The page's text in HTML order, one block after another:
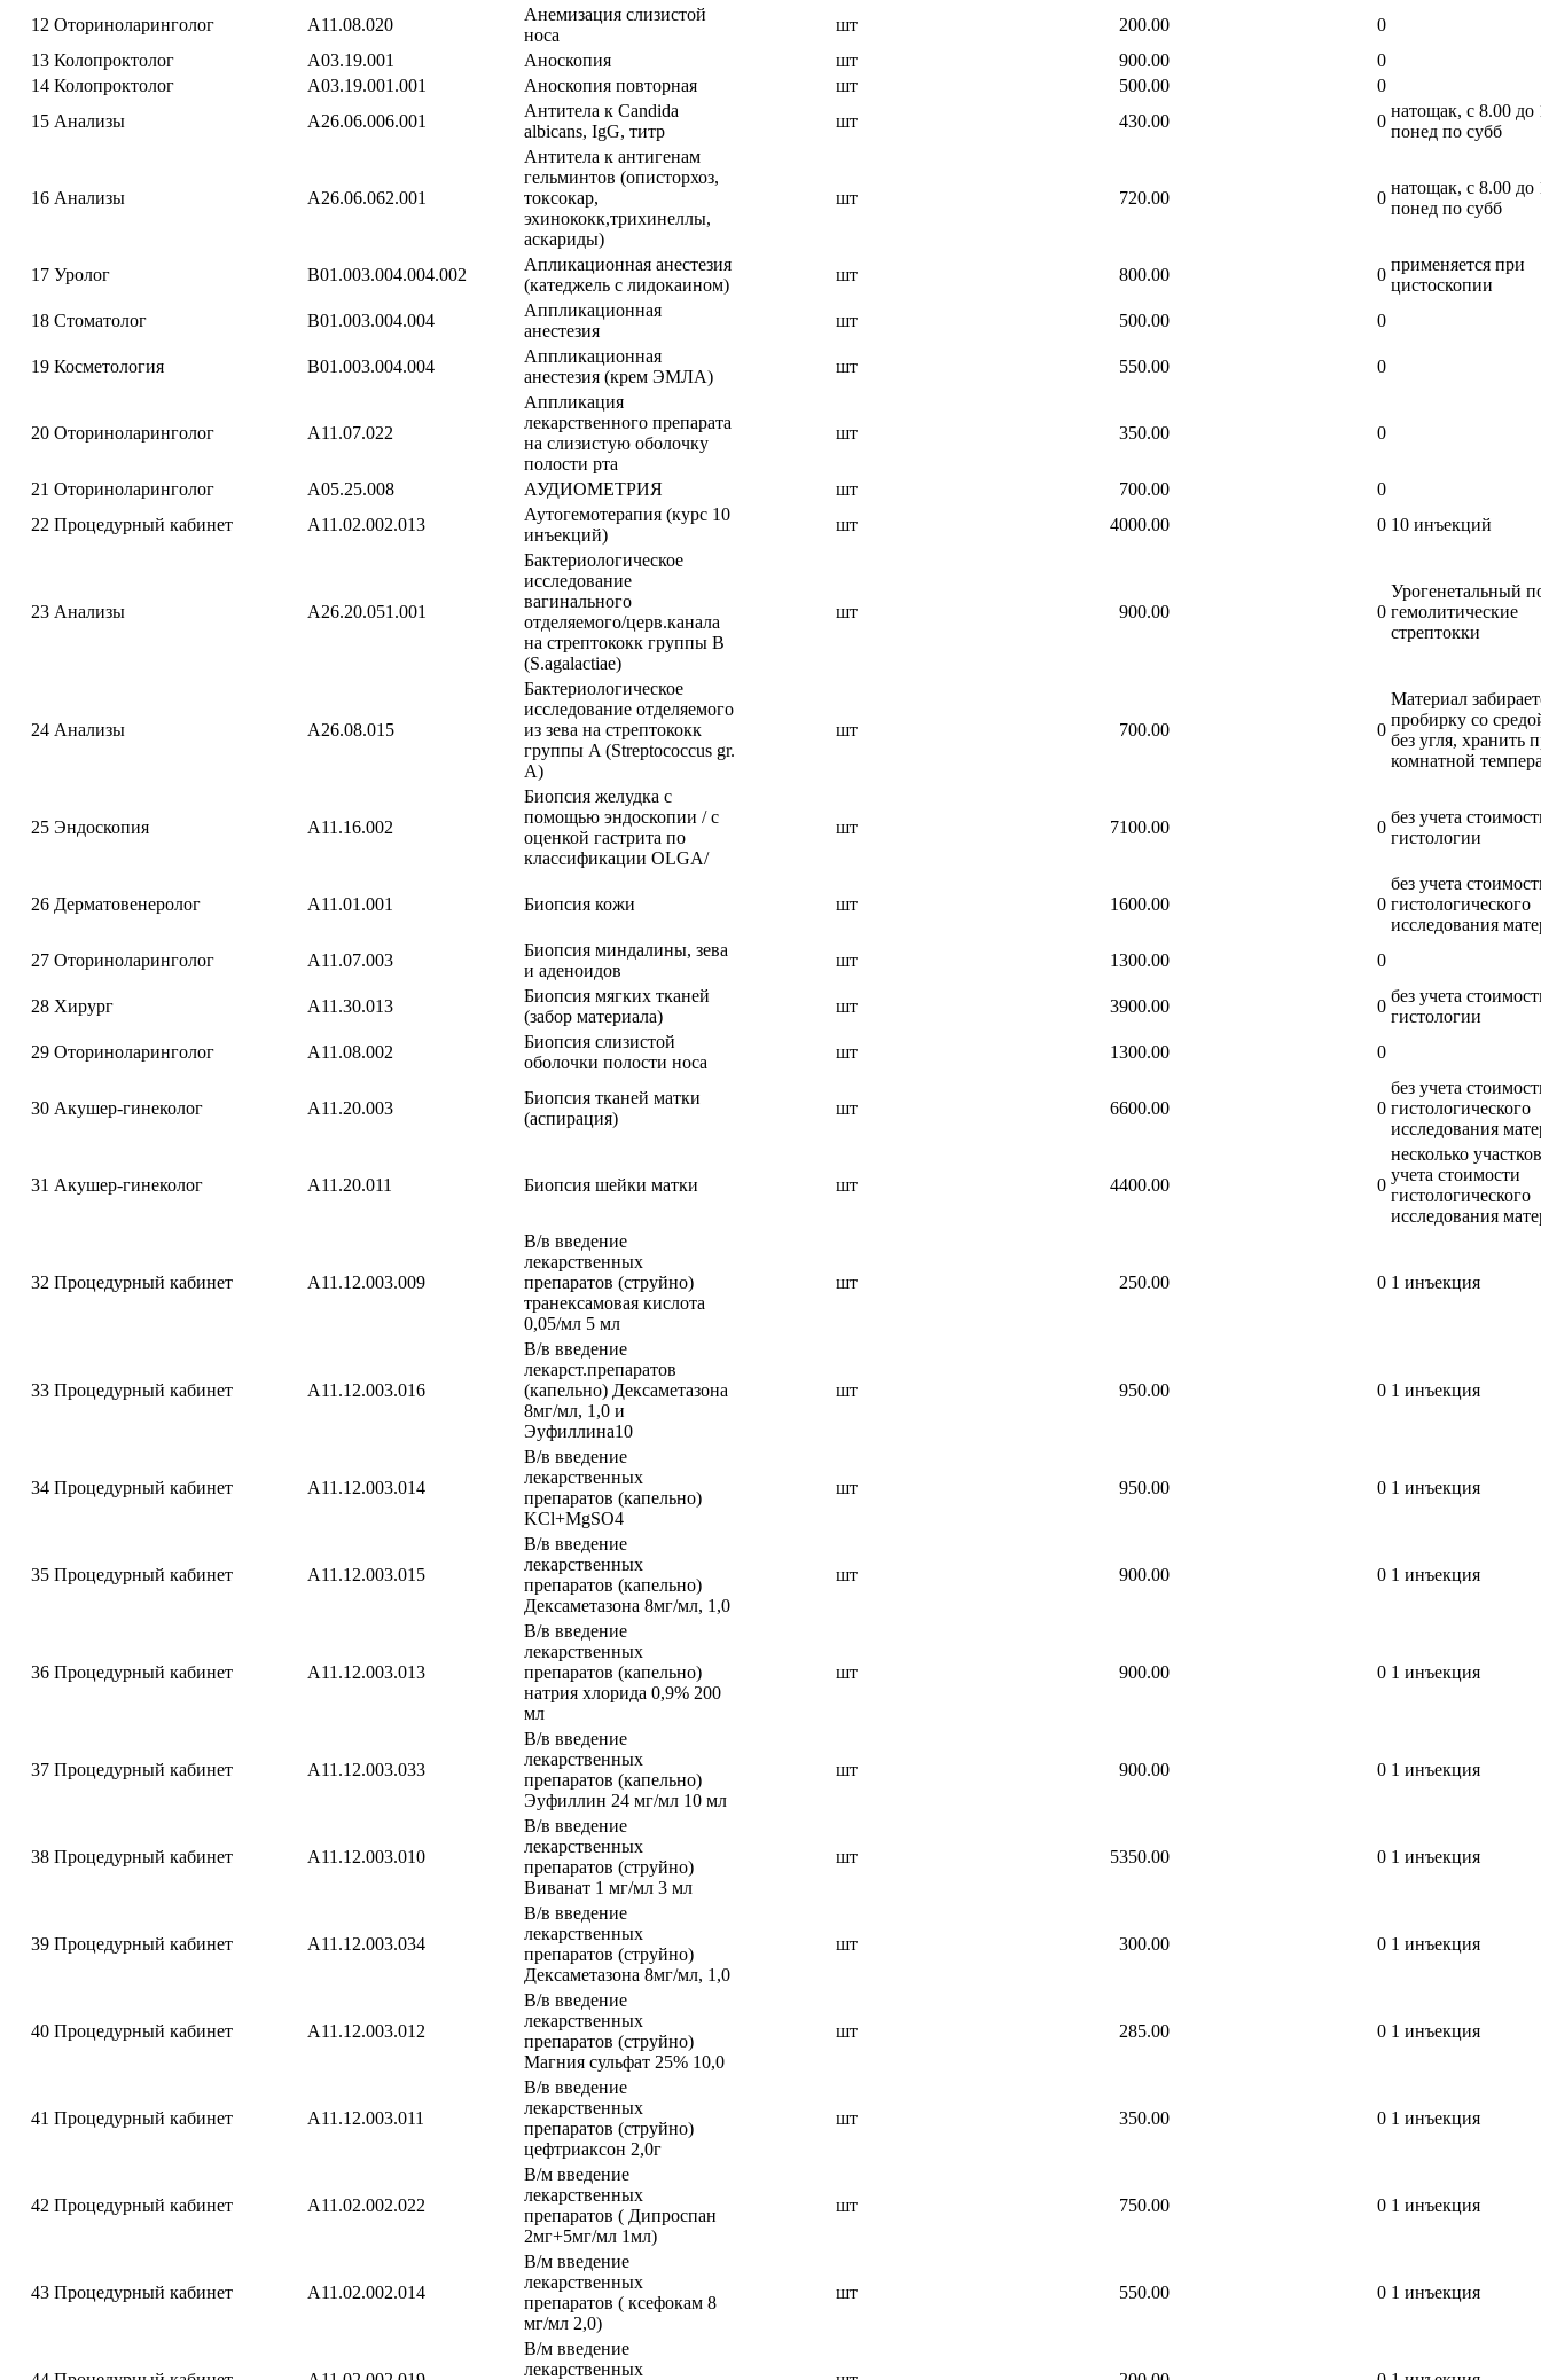
12 Оториноларинголог A11.08.020
Анемизация слизистой
носа
шт 200.00
0
13 Колопроктолог A03.19.001 Аноскопия шт 900.00
0
14 Колопроктолог A03.19.001.001 Аноскопия повторная шт 500.00
0
15 Анализы A26.06.006.001
Антитела к Candida
albicans, IgG, титр
шт 430.00 0
натощак, с 8.00 до
понед по субб
16 Анализы A26.06.062.001
Антитела к антигенам
гельминтов (описторхоз,
токсокар,
эхинококк,трихинеллы,
аскариды)
шт 720.00 0
натощак, с 8.00 до
понед по субб
17 Уролог B01.003.004.004.002
Апликационная анестезия
(катеджель c лидокаином)
шт 800.00 0
применяется при
цистоскопии
18 Стоматолог B01.003.004.004
Аппликационная
анестезия
шт 500.00 0
19 Косметология B01.003.004.004
Аппликационная
анестезия (крем ЭМЛА)
шт 550.00 0
20 Оториноларинголог A11.07.022
Аппликация
лекарственного препарата
на слизистую оболочку
полости рта
шт 350.00 0
21 Оториноларинголог A05.25.008 АУДИОМЕТРИЯ шт 700.00
0
22 Процедурный кабинет A11.02.002.013
Аутогемотерапия (курс 10
инъекций)
шт 4000.00 0 10 инъекций
23 Анализы A26.20.051.001
Бактериологическое
исследование
вагинального
отделяемого/церв.канала
на стрептококк группы B
(S.agalactiae)
шт 900.00 0
Урогенетальный
гемолитические
стрептокки
24 Анализы A26.08.015
Бактериологическое
исследование отделяемого
из зева на стрептококк
группы A (Streptococcus gr.
A)
шт 700.00 0
Материал
пробирку со
без угля, хранить
комнатной
25 Эндоскопия A11.16.002
Биопсия желудка с
помощью эндоскопии / с
оценкой гастрита по
классификации OLGA/
шт 7100.00 0
без учета
гистологии
26 Дерматовенеролог A11.01.001 Биопсия кожи шт 1600.00 0
без учета
гистологического
исследования
27 Оториноларинголог A11.07.003
Биопсия миндалины, зева
и аденоидов
шт 1300.00 0
28 Хирург A11.30.013
Биопсия мягких тканей
(забор материала)
шт 3900.00 0
без учета
гистологии
29 Оториноларинголог A11.08.002
Биопсия слизистой
оболочки полости носа
шт 1300.00 0
30 Акушер-гинеколог A11.20.003
Биопсия тканей матки
(аспирация)
шт 6600.00 0
без учета
гистологического
исследования
31 Акушер-гинеколог A11.20.011 Биопсия шейки матки шт 4400.00 0
несколько
учета стоимости
гистологического
исследования
32 Процедурный кабинет A11.12.003.009
В/в введение
лекарственных
препаратов (струйно)
транексамовая кислота
0,05/мл 5 мл
шт 250.00 0 1 инъекция
33 Процедурный кабинет A11.12.003.016
В/в введение
лекарст.препаратов
(капельно) Дексаметазона
8мг/мл, 1,0 и
Эуфиллина10
шт 950.00 0 1 инъекция
34 Процедурный кабинет A11.12.003.014
В/в введение
лекарственных
препаратов (капельно)
KCl+MgSO4
шт 950.00 0 1 инъекция
35 Процедурный кабинет A11.12.003.015
В/в введение
лекарственных
препаратов (капельно)
Дексаметазона 8мг/мл, 1,0
шт 900.00 0 1 инъекция
36 Процедурный кабинет A11.12.003.013
В/в введение
лекарственных
препаратов (капельно)
натрия хлорида 0,9% 200
мл
шт 900.00 0 1 инъекция
37 Процедурный кабинет A11.12.003.033
В/в введение
лекарственных
препаратов (капельно)
Эуфиллин 24 мг/мл 10 мл
шт 900.00 0 1 инъекция
38 Процедурный кабинет A11.12.003.010
В/в введение
лекарственных
препаратов (струйно)
Виванат 1 мг/мл 3 мл
шт 5350.00 0 1 инъекция
39 Процедурный кабинет A11.12.003.034
В/в введение
лекарственных
препаратов (струйно)
Дексаметазона 8мг/мл, 1,0
шт 300.00 0 1 инъекция
40 Процедурный кабинет A11.12.003.012
В/в введение
лекарственных
препаратов (струйно)
Магния сульфат 25% 10,0
шт 285.00 0 1 инъекция
41 Процедурный кабинет A11.12.003.011
В/в введение
лекарственных
препаратов (струйно)
цефтриаксон 2,0г
шт 350.00 0 1 инъекция
42 Процедурный кабинет A11.02.002.022
В/м введение
лекарственных
препаратов ( Дипроспан
2мг+5мг/мл 1мл)
шт 750.00 0 1 инъекция
43 Процедурный кабинет A11.02.002.014
В/м введение
лекарственных
препаратов ( ксефокам 8
мг/мл 2,0)
шт 550.00 0 1 инъекция
В/м введение
лекарственных